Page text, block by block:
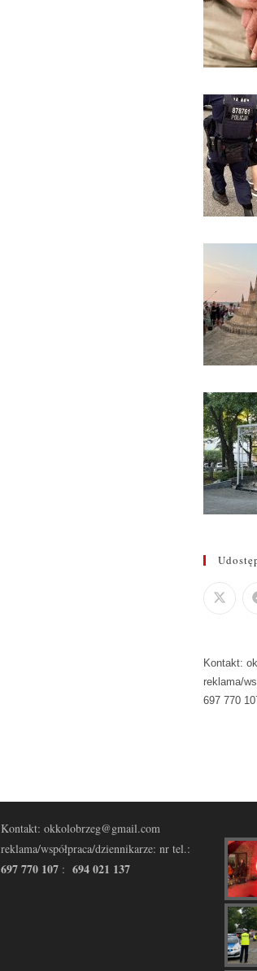
Kontakt:
reklama/
697 770
Kontakt: okkolobrzeg@gmail.com
reklama/współpraca/dziennikarze: nr tel.:
697 770 107 : 694 021 137